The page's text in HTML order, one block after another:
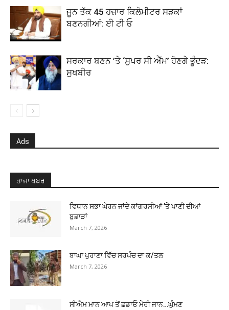
ਜੂਨ ਤੱਕ 45 ਹਜ਼ਾਰ ਕਿਲੋਮੀਟਰ ਸੜਕਾਂ
ਬਣਨਗੀਆਂ: ਈ ਟੀ ਓ
ਸਰਕਾਰ ਬਣਨ ’ਤੇ ‘ਸੁਪਰ ਸੀ ਐੱਮ’ ਹੋਣਗੇ ਭੂੰਦੜ:
ਸੁਖਬੀਰ
Ads
ਤਾਜਾ ਖਬਰ
ਵਿਧਾਨ ਸਭਾ ਘੇਰਨ ਜਾਂਦੇ ਕਾਂਗਰਸੀਆਂ ’ਤੇ ਪਾਣੀ ਦੀਆਂ
ਬੁਛਾੜਾਂ
March 7, 2026
ਬਾਘਾ ਪੁਰਾਣਾ ਵਿੱਚ ਸਰਪੰਚ ਦਾ ਕ/ਤਲ
March 7, 2026
ਸੀਐਮ ਮਾਨ ਆਪ ਤੋਂ ਛਡਾਓ ਮੇਰੀ ਜਾਨ…ਘੁੰਮਣ